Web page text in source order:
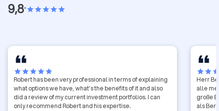
9,8•starstarstarstarstar
starstarstarstarstar
Robert has been very professional in terms of explaining
what options we have, what’s the benefits of it and also
did a review of my current investment portfolios. I can
only recommend Robert and his expertise.
starstar
Herr
alle
große
als